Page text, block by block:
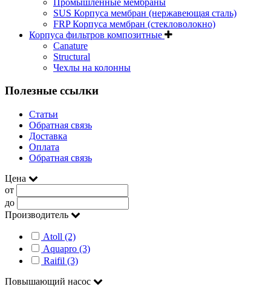
SUS Корпуса мембран (нержавеющая сталь)
FRP Корпуса мембран (стекловолокно)
Корпуса фильтров композитные
Canature
Structural
Чехлы на колонны
Полезные ссылки
Статьи
Обратная связь
Доставка
Оплата
Обратная связь
Цена
от
до
Производитель
Atoll (2)
Aquapro (3)
Raifil (3)
Повышающий насос